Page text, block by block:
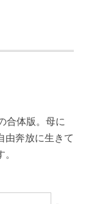
合体版。母に
由奔放に生きて